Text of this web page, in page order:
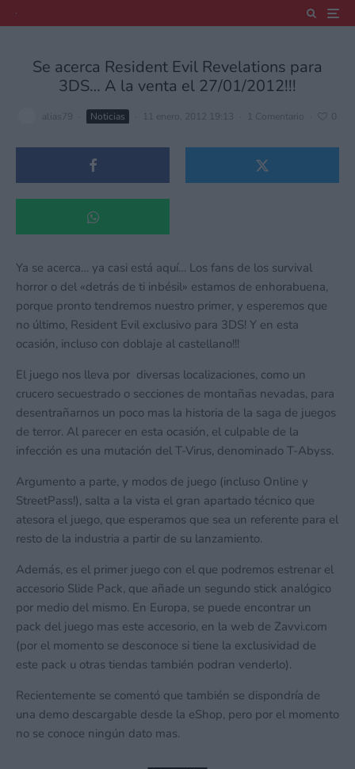
Se acerca Resident Evil Revelations para
3DS… A la venta el 27/01/2012!!!
alias79 Noticias 11 enero, 2012 19:13 1 Comentario 0
Ya se acerca… ya casi está aquí… Los fans de los survival
horror o del «detrás de ti inbésil» estamos de enhorabuena,
porque pronto tendremos nuestro primer, y esperemos que
no último, Resident Evil exclusivo para 3DS! Y en esta
ocasión, incluso con doblaje al castellano!!!
El juego nos lleva por diversas localizaciones, como un
crucero secuestrado o secciones de montañas nevadas, para
desentrañarnos un poco mas la historia de la saga de juegos
de terror. Al parecer en esta ocasión, el culpable de la
infección es una mutación del T-Virus, denominado T-Abyss.
Argumento a parte, y modos de juego (incluso Online y
StreetPass!), salta a la vista el gran apartado técnico que
atesora el juego, que esperamos que sea un referente para el
resto de la industria a partir de su lanzamiento.
Además, es el primer juego con el que podremos estrenar el
accesorio Slide Pack, que añade un segundo stick analógico
por medio del mismo. En Europa, se puede encontrar un
pack del juego mas este accesorio, en la web de Zavvi.com
(por el momento se desconoce si tiene la exclusividad de
este pack u otras tiendas también podran venderlo).
Recientemente se comentó que también se dispondría de
una demo descargable desde la eShop, pero por el momento
no se conoce ningún dato mas.